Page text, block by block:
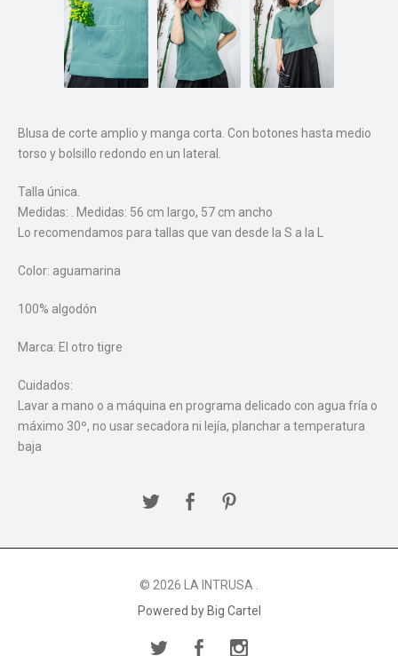
Blusa de corte amplio y manga corta. Con botones hasta medio
torso y bolsillo redondo en un lateral.
Talla única.
Medidas: . Medidas: 56 cm largo, 57 cm ancho
Lo recomendamos para tallas que van desde la S a la L
Color: aguamarina
100% algodón
Marca: El otro tigre
Cuidados:
Lavar a mano o a máquina en programa delicado con agua fría o
máximo 30º, no usar secadora ni lejía, planchar a temperatura
baja
© 2026 LA INTRUSA .
Powered by Big Cartel